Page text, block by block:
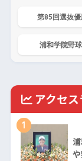
第85回選抜
浦和学院野
アクセ
1